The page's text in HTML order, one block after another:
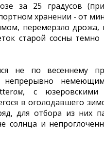
за 25 градусов
хранении - от
перемерзло дрожа,
старой сосны
не по весеннему
ом, с юзеровскими
в оголодавшего
для отбора из них
солнца и